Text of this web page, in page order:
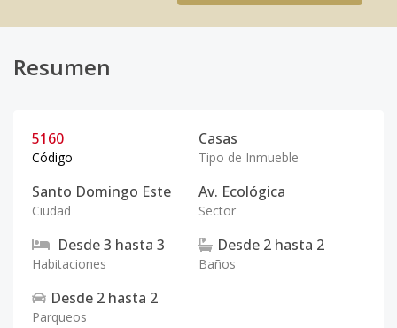
Resumen
5160
Código
Casas
Tipo de Inmueble
Santo Domingo Este
Ciudad
Av. Ecológica
Sector
Desde3 hasta 3
Habitaciones
Desde 2 hasta 2
Baños
Desde 2 hasta 2
Parqueos